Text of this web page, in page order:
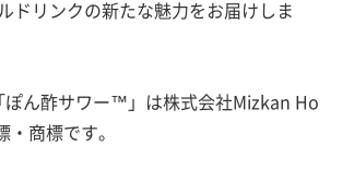
ドリンクの新たな魅力をお届けしま
ん酢サワー™」は株式会社Mizkan Ho
・商標です。